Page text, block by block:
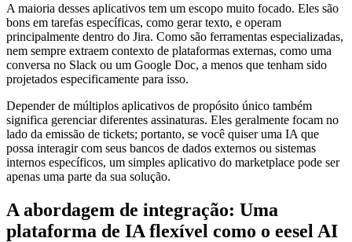
A maioria desses aplicativos tem um escopo muito focado. Eles são
bons em tarefas específicas, como gerar texto, e operam
principalmente dentro do Jira. Como são ferramentas especializadas,
nem sempre extraem contexto de plataformas externas, como uma
conversa no Slack ou um Google Doc, a menos que tenham sido
projetados especificamente para isso.
Depender de múltiplos aplicativos de propósito único também
significa gerenciar diferentes assinaturas. Eles geralmente focam no
lado da emissão de tickets; portanto, se você quiser uma IA que
possa interagir com seus bancos de dados externos ou sistemas
internos específicos, um simples aplicativo do marketplace pode ser
apenas uma parte da sua solução.
A abordagem de integração: Uma
plataforma de IA flexível como o eesel AI